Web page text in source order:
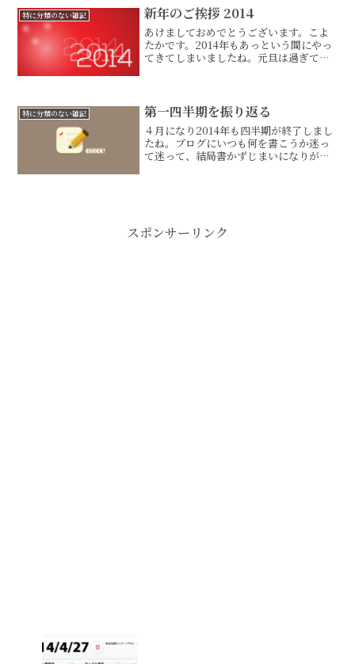
曲活動をメインとしてネットに存在して
いる私としての私見です。...
特に分類のない雑記 新年のご挨拶 2014
あけましておめでとうございます。こよ
たかです。2014年もあっという間にやっ
てきてしまいましたね。元旦は過ぎてし
て、より現実的な計画...
特に分類のない雑記 第一四半期を振り返る
４月になり2014年も四半期が終了しまし
たね。ブログにいつも何を書こうか迷っ
て迷って、結局書かずじまいになりがち
スポンサーリンク